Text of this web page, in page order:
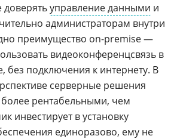
доверятьуправление данными и
администраторам внутри
преимущество on-premise —
видеоконференцсвязь в
без подключения к интернету. В
серверные решения
более рентабельными, чем
инвестирует в установку
единоразово, ему не